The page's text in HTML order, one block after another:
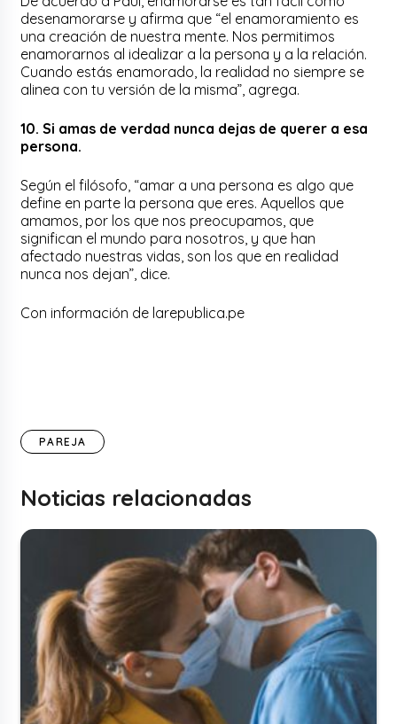
desenamorarse y afirma que “el enamoramiento es
una creación de nuestra mente. Nos permitimos
enamorarnos al idealizar a la persona y a la relación.
Cuando estás enamorado, la realidad no siempre se
alinea con tu versión de la misma”, agrega.
10. Si amas de verdad nunca dejas de querer a esa
persona.
Según el filósofo, “amar a una persona es algo que
define en parte la persona que eres. Aquellos que
amamos, por los que nos preocupamos, que
significan el mundo para nosotros, y que han
afectado nuestras vidas, son los que en realidad
nunca nos dejan”, dice.
Con información de larepublica.pe
PAREJA
Noticias relacionadas